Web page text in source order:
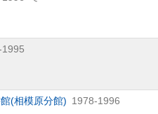
(相模原分館) 1978-1996